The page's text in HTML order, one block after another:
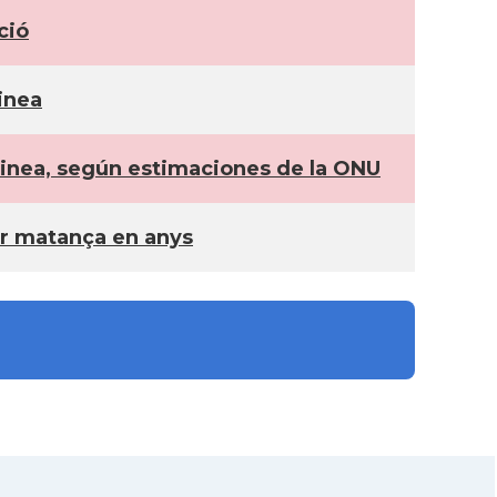
según estimaciones de la ONU
matança en anys